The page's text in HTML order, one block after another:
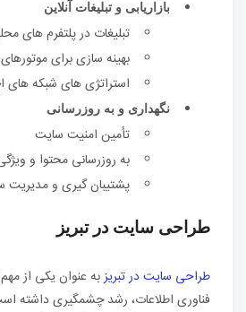
بازاریابی و تبلیغات آنلاین
تبلیغات در پلتفرم های
بهینه سازی برای
استراتژی های شبکه های
نگهداری و به روزرسانی
تأمین امنیت سایت
به روزرسانی محتوا و
پشتیبان گیری و مدیریت
طراحی سایت در تبریز
طراحی سایت در تبریزبه عنوان یکی از
فناوری اطلاعات، رشد چشمگیری داشته